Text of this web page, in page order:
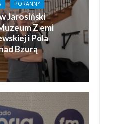
PORANNY
Jarosiński
Ziemi
i Pola
Bzurą